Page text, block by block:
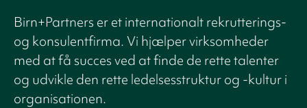
Birn+Partners er et internationalt rekrutterings-
og konsulentfirma. Vi hjælper virksomheder
med at få succes ved at finde de rette talenter
og udvikle den rette ledelsesstruktur og -kultur i
organisationen.